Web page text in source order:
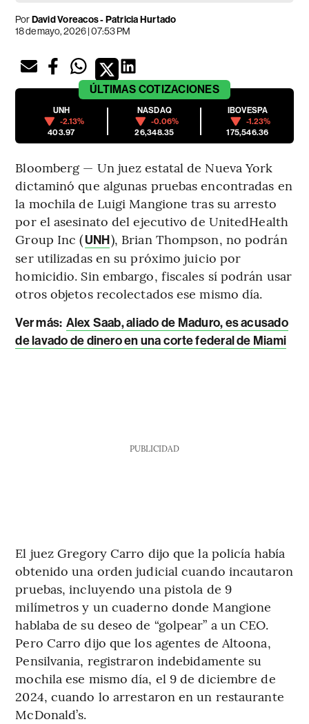
PorDavid Voreacos - Patricia Hurtado
18 de mayo, 2026 | 07:53 PM
ÚLTIMAS COTIZACIONES
UNH
-2.13%
403.97
NASDAQ
-0.06%
26,348.35
IBOVESPA
-1.23%
175,546.36
Bloomberg — Un juez estatal de Nueva York
dictaminó que algunas pruebas encontradas en
la mochila de Luigi Mangione tras su arresto
por el asesinato del ejecutivo de UnitedHealth
Group Inc (UNH), Brian Thompson, no podrán
ser utilizadas en su próximo juicio por
homicidio. Sin embargo, fiscales sí podrán usar
otros objetos recolectados ese mismo día.
Ver más: Alex Saab, aliado de Maduro, es acusado
de lavado de dinero en una corte federal de Miami
PUBLICIDAD
El juez Gregory Carro dijo que la policía había
obtenido una orden judicial cuando incautaron
pruebas, incluyendo una pistola de 9
milímetros y un cuaderno donde Mangione
hablaba de su deseo de “golpear” a un CEO.
Pero Carro dijo que los agentes de Altoona,
Pensilvania, registraron indebidamente su
mochila ese mismo día, el 9 de diciembre de
2024, cuando lo arrestaron en un restaurante
McDonald’s.